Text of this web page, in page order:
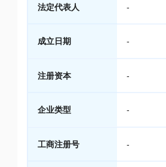
法定代表人 -
成立日期 -
注册资本 -
企业类型 -
工商注册号 -